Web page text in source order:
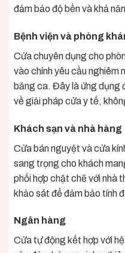
đảm bảo độ bền và khả
Bệnh viện và phòng
Cửa chuyên dụng cho
vào chính yêu cầu nghiêm
băng ca. Đây là ứng dụng
về giải pháp cửa y tế,
Khách sạn và nhà hàng
Cửa bán nguyệt và cửa
sang trọng cho khách
phối hợp chặt chẽ với nhà
khảo sát để đảm bảo tính
Ngân hàng
Cửa tự động kết hợp với